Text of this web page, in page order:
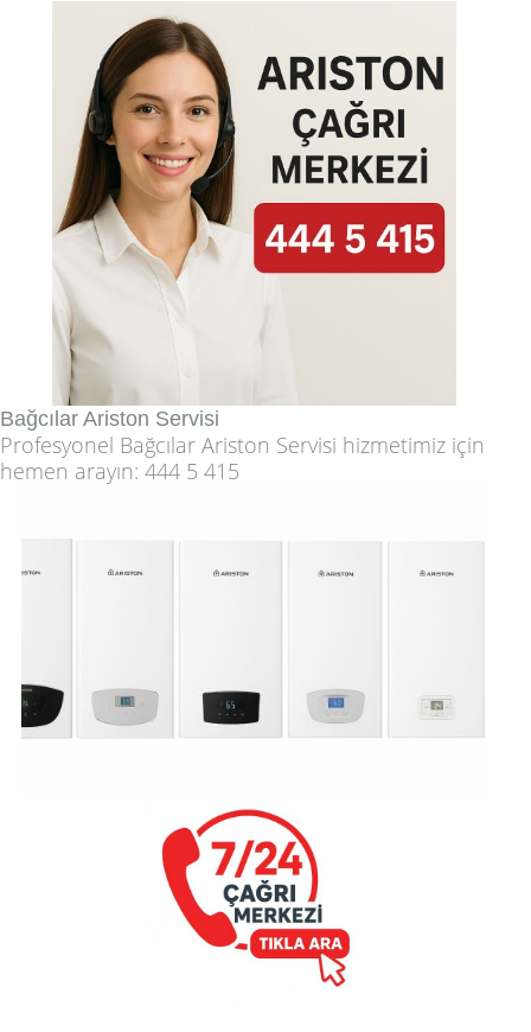
Bağcılar Ariston Servisi
Profesyonel Bağcılar Ariston Servisi hizmetimiz için
hemen arayın: 444 5 415